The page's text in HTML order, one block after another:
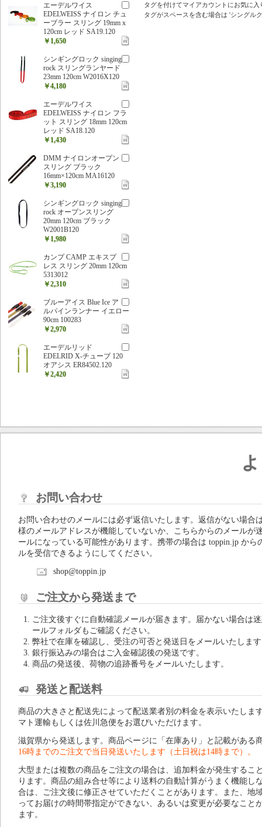
タグを付けてマイアカウントにお気に
タグがスペースを含む場合は 'シングル
エーデルワイス
EDELWEISS ナイロン チュ
ーブラー スリング 19mm x
120cm レッド SA19.120
￥1,650
シンギングロック singing
rock スリングランヤード
23mm 120cm W2016X120
￥4,180
エーデルワイス
EDELWEISS ナイロン フラ
ット スリング 18mm 120cm
レッド SA18.120
￥1,430
DMM ナイロンオープン
スリング ブラック
16mm×120cm MA16120
￥3,190
シンギングロック singing
rock オープンスリング
20mm 120cm ブラック
W2001B120
￥1,980
カンプ CAMP エキスプ
レス スリング 20mm 120cm
5313012
￥2,310
ブルーアイス Blue Ice ア
ルパインランナー イエロー
90cm 100283
￥2,970
エーデルリッド
EDELRID X-チューブ 120
オアシス ER84502.120
￥2,420
お問い合わせ
お問い合わせのメールには必ず返信いたします。返信がない場合
様のメールアドレスが機能していないか、こちらからのメールが
ールになっている可能性があります。携帯の場合は toppin.jp から
ルを受信できるようにしてください。
shop@toppin.jp
ご注文から発送まで
ご注文後すぐに自動確認メールが届きます。届かない場合は
ールフォルダもご確認ください。
弊社で在庫を確認し、受注の可否と発送日をメールいたしま
銀行振込みの場合はご入金確認後の発送です。
商品の発送後、荷物の追跡番号をメールいたします。
発送と配送料
商品の大きさと配送先によって配送業者別の料金を表示いたしま
マト運輸もしくは佐川急便をお選びいただけます。
滋賀県から発送します。商品ページに「在庫あり」と記載がある
16時までのご注文で当日発送いたします（土日祝は14時まで）。
大型または複数の商品をご注文の場合は、追加料金が発生するこ
ります。商品の組み合せ等により送料の自動計算がうまく機能し
合は、ご注文後に修正させていただくことがあります。また、地
ってお届けの時間帯指定ができない、あるいは変更が必要なこと
ます。